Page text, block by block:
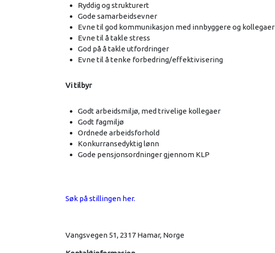
Ryddig og strukturert
Gode samarbeidsevner
Evne til god kommunikasjon med innbyggere og kollegaer
Evne til å takle stress
God på å takle utfordringer
Evne til å tenke forbedring/effektivisering
Vi tilbyr
Godt arbeidsmiljø, med trivelige kollegaer
Godt fagmiljø
Ordnede arbeidsforhold
Konkurransedyktig lønn
Gode pensjonsordninger gjennom KLP
Søk på stillingen her.
Vangsvegen 51, 2317 Hamar, Norge